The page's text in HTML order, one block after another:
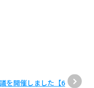
を開催しました【6